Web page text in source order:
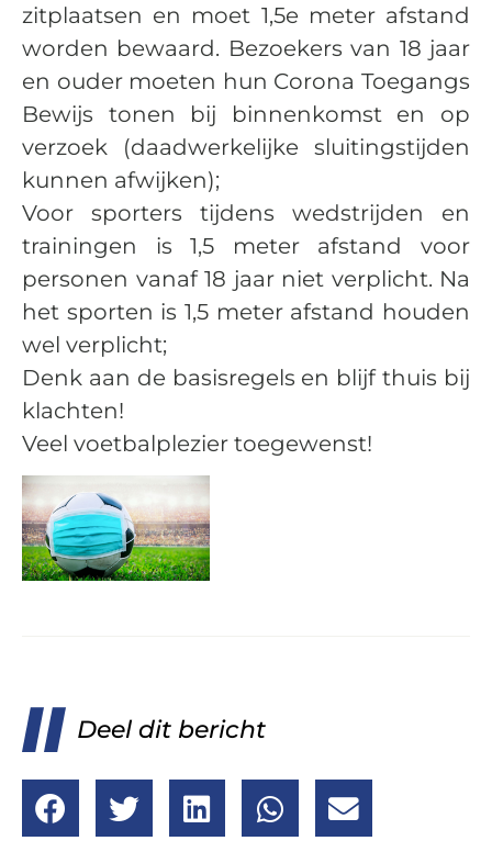
zitplaatsen en moet 1,5e meter afstand
worden bewaard. Bezoekers van 18 jaar
en ouder moeten hun Corona Toegangs
Bewijs tonen bij binnenkomst en op
verzoek (daadwerkelijke sluitingstijden
kunnen afwijken);
Voor sporters tijdens wedstrijden en
trainingen is 1,5 meter afstand voor
personen vanaf 18 jaar niet verplicht. Na
het sporten is 1,5 meter afstand houden
wel verplicht;
Denk aan de basisregels en blijf thuis bij
klachten!
Veel voetbalplezier toegewenst!
Deel dit bericht